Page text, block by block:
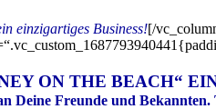
einzigartiges Business![/
ON THE BEACH“
Deine Freunde und